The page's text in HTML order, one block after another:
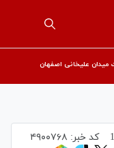
میدان علیخانی اصفهان
کد خبر: ۴۹۰۰۷۶۸